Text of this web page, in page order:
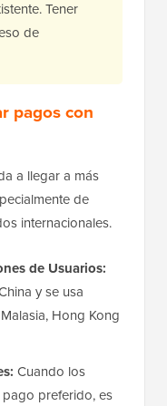
Tener
de
pagos con
a llegar a más
de
internacionales.
de Usuarios:
y se usa
Hong Kong
Cuando los
preferido, es